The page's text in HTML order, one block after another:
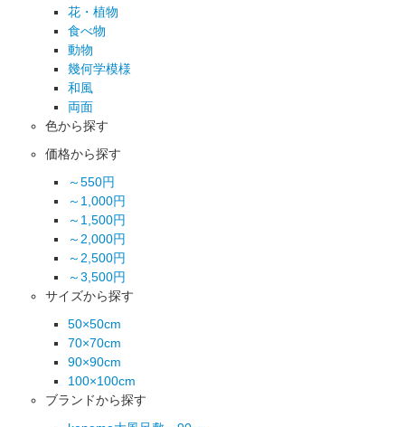
花・植物
食べ物
動物
幾何学模様
和風
両面
色から探す
価格から探す
～550円
～1,000円
～1,500円
～2,000円
～2,500円
～3,500円
サイズから探す
50×50cm
70×70cm
90×90cm
100×100cm
ブランドから探す